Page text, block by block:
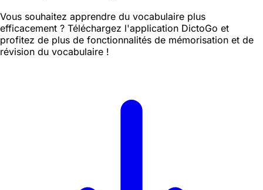
Vous souhaitez apprendre du vocabulaire plus
efficacement ? Téléchargez l'application DictoGo et
profitez de plus de fonctionnalités de mémorisation et de
révision du vocabulaire !